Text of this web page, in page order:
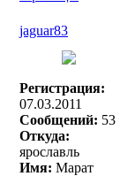
jaguar83
Регистрация:
07.03.2011
Сообщений: 53
Откуда:
ярославль
Имя: Марат